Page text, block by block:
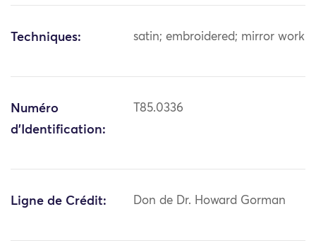
Techniques: satin; embroidered; mirror work
Numéro
d'Identification:
T85.0336
Ligne de Crédit: Don de Dr. Howard Gorman